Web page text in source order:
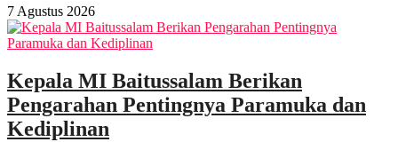
7 Agustus 2026
Kepala MI Baitussalam Berikan
Pengarahan Pentingnya Paramuka dan
Kediplinan